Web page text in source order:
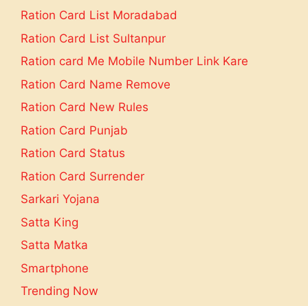
Ration Card List Moradabad
Ration Card List Sultanpur
Ration card Me Mobile Number Link Kare
Ration Card Name Remove
Ration Card New Rules
Ration Card Punjab
Ration Card Status
Ration Card Surrender
Sarkari Yojana
Satta King
Satta Matka
Smartphone
Trending Now